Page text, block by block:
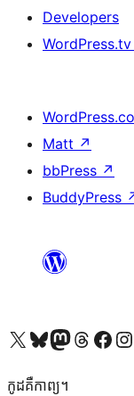
Developers
WordPress.tv
Matt ↗
bbPress ↗
BuddyPress
Visit our X (formerly Twitter) account
Visit our Bluesky account
Visit our Mastodon account
Visit our Threads
Visit our Visit
កូដ​គឺកាព្យ។